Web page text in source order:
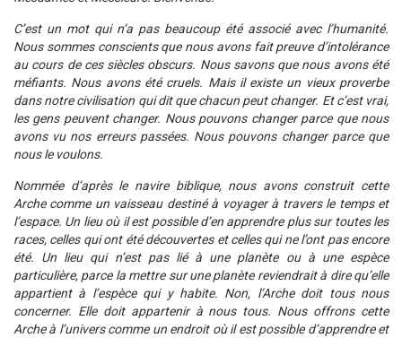
C’est un mot qui n’a pas beaucoup été associé avec l’humanité.
Nous sommes conscients que nous avons fait preuve d’intolérance
au cours de ces siècles obscurs. Nous savons que nous avons été
méfiants. Nous avons été cruels. Mais il existe un vieux proverbe
dans notre civilisation qui dit que chacun peut changer. Et c’est vrai,
les gens peuvent changer. Nous pouvons changer parce que nous
avons vu nos erreurs passées. Nous pouvons changer parce que
nous le voulons.
Nommée d’après le navire biblique, nous avons construit cette
Arche comme un vaisseau destiné à voyager à travers le temps et
l’espace. Un lieu où il est possible d’en apprendre plus sur toutes les
races, celles qui ont été découvertes et celles qui ne l’ont pas encore
été. Un lieu qui n’est pas lié à une planète ou à une espèce
particulière, parce la mettre sur une planète reviendrait à dire qu’elle
appartient à l’espèce qui y habite. Non, l’Arche doit tous nous
concerner. Elle doit appartenir à nous tous. Nous offrons cette
Arche à l’univers comme un endroit où il est possible d’apprendre et